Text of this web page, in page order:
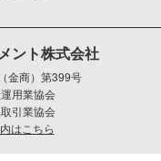
ント株式会社
金商）第399号
用業協会
引業協会
はこちら